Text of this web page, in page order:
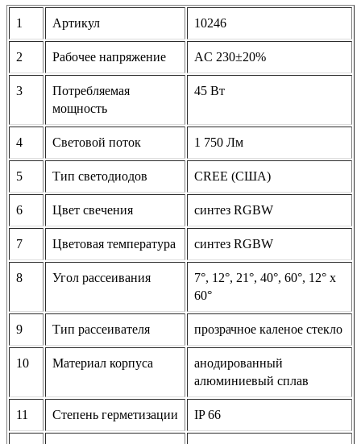
1 Артикул 10246
2 Рабочее напряжение AC 230±20%
3
Потребляемая
мощность
45 Вт
4 Световой поток 1 750 Лм
5 Тип светодиодов CREE (США)
6 Цвет свечения синтез RGBW
7 Цветовая температура синтез RGBW
8 Угол рассеивания
7°, 12°, 21°, 40°, 60°, 12° x
60°
9 Тип рассеивателя прозрачное каленое стекло
10 Материал корпуса
анодированный
алюминиевый сплав
11 Степень герметизации IP 66